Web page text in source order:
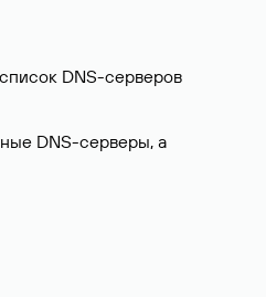
DNS-серверов
DNS-серверы, а